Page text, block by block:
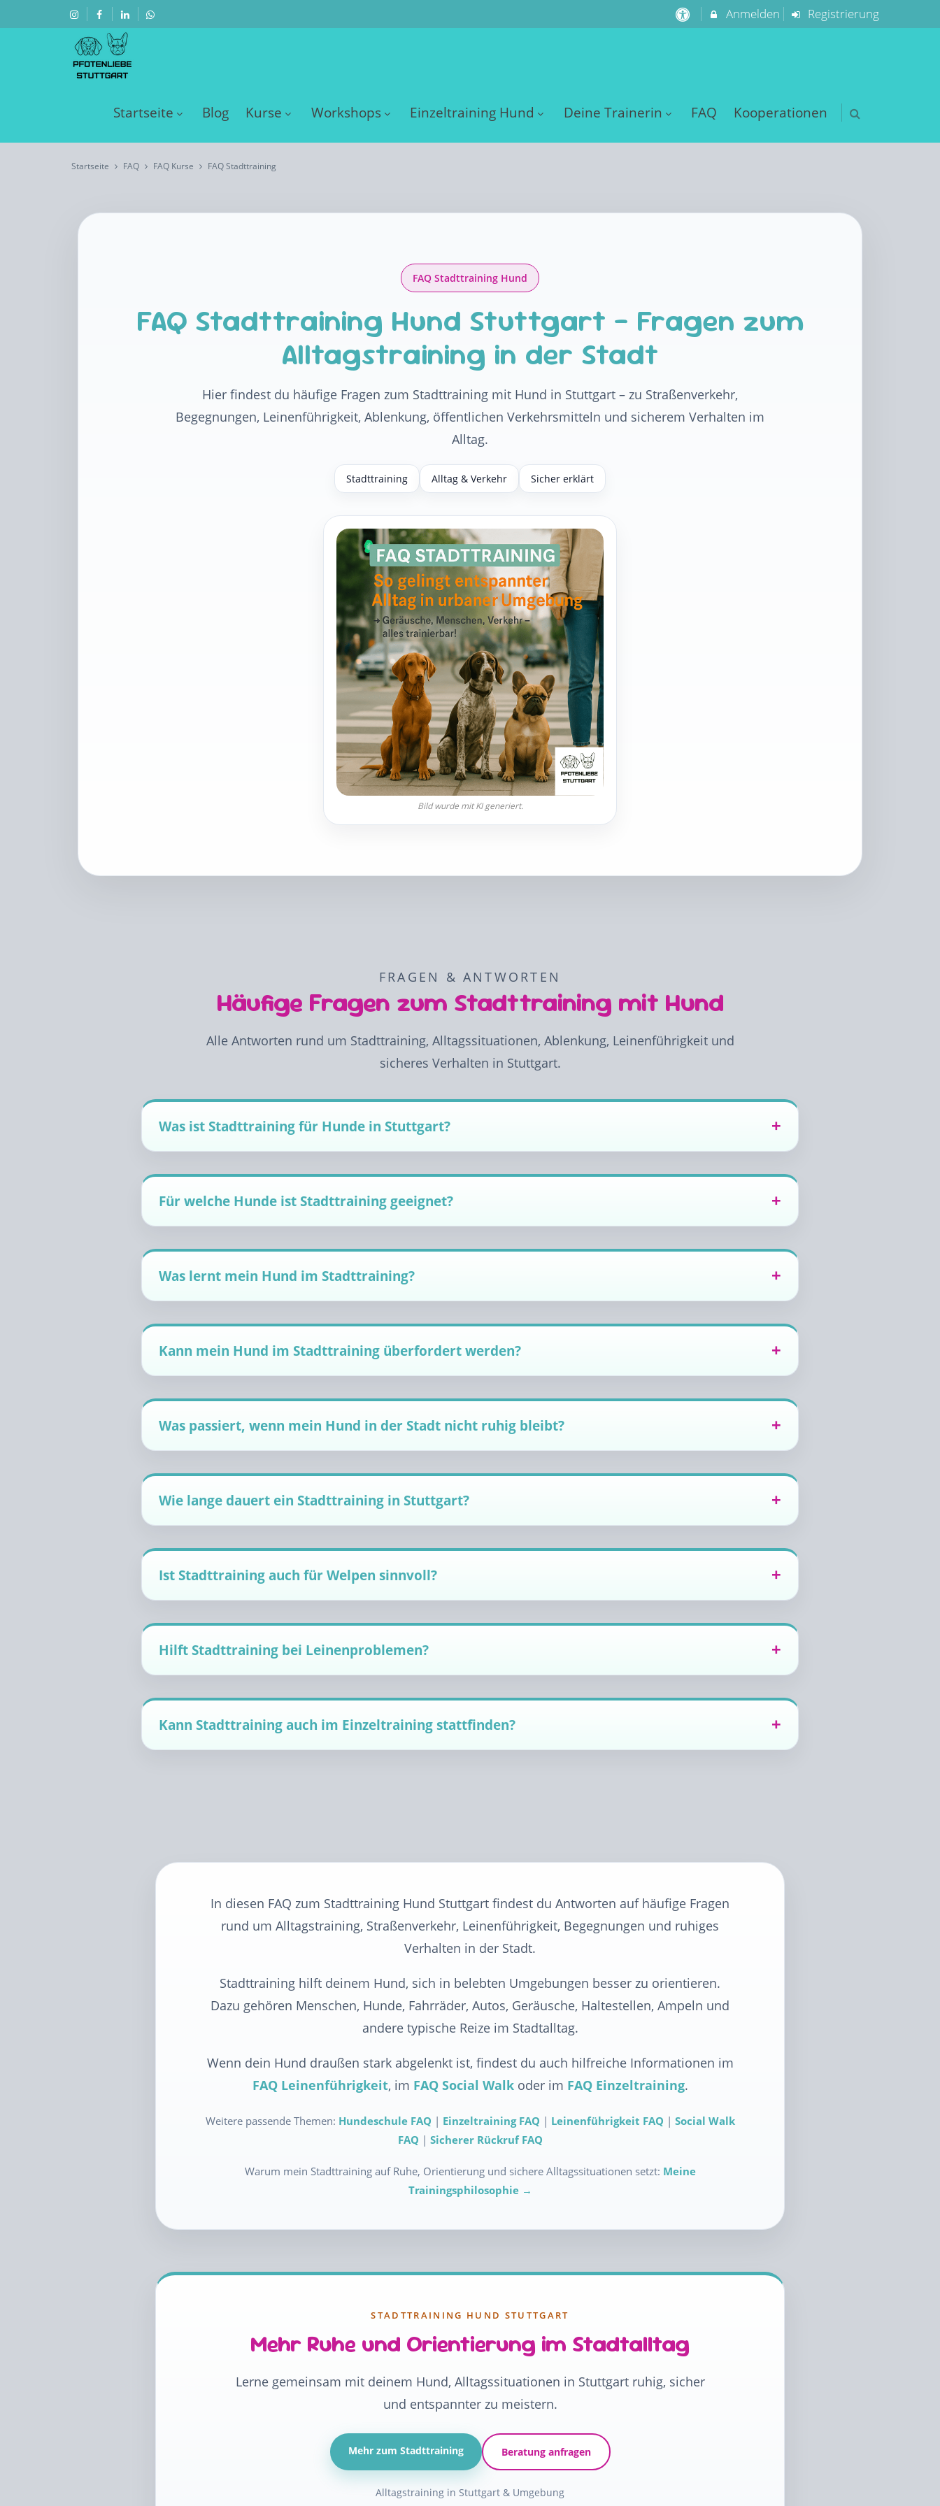
Anmelden Registrierung
Startseite Blog Kurse Workshops Einzeltraining Hund Deine Trainerin FAQ Kooperationen
Startseite FAQ FAQ Kurse FAQ Stadttraining
FAQ Stadttraining Hund
FAQ Stadttraining Hund Stuttgart – Fragen zum
Alltagstraining in der Stadt
Hier findest du häufige Fragen zum Stadttraining mit Hund in Stuttgart – zu Straßenverkehr,
Begegnungen, Leinenführigkeit, Ablenkung, öffentlichen Verkehrsmitteln und sicherem Verhalten im
Alltag.
Stadttraining Alltag & Verkehr Sicher erklärt
FRAGEN & ANTWORTEN
Häufige Fragen zum Stadttraining mit Hund
Alle Antworten rund um Stadttraining, Alltagssituationen, Ablenkung, Leinenführigkeit und
sicheres Verhalten in Stuttgart.
Was ist Stadttraining für Hunde in Stuttgart?
Für welche Hunde ist Stadttraining geeignet?
Was lernt mein Hund im Stadttraining?
Kann mein Hund im Stadttraining überfordert werden?
Was passiert, wenn mein Hund in der Stadt nicht ruhig bleibt?
Wie lange dauert ein Stadttraining in Stuttgart?
Ist Stadttraining auch für Welpen sinnvoll?
Hilft Stadttraining bei Leinenproblemen?
Kann Stadttraining auch im Einzeltraining stattfinden?
In diesen FAQ zum Stadttraining Hund Stuttgart findest du Antworten auf häufige Fragen
rund um Alltagstraining, Straßenverkehr, Leinenführigkeit, Begegnungen und ruhiges
Verhalten in der Stadt.
Stadttraining hilft deinem Hund, sich in belebten Umgebungen besser zu orientieren.
Dazu gehören Menschen, Hunde, Fahrräder, Autos, Geräusche, Haltestellen, Ampeln und
andere typische Reize im Stadtalltag.
Wenn dein Hund draußen stark abgelenkt ist, findest du auch hilfreiche Informationen im
FAQ Leinenführigkeit, im FAQ Social Walkoder im FAQ Einzeltraining.
Weitere passende Themen: Hundeschule FAQ | Einzeltraining FAQ | Leinenführigkeit FAQ | Social Walk
FAQ | Sicherer Rückruf FAQ
Warum mein Stadttraining auf Ruhe, Orientierung und sichere Alltagssituationen setzt: Meine
Trainingsphilosophie →
STADTTRAINING HUND STUTTGART
Mehr Ruhe und Orientierung im Stadtalltag
Lerne gemeinsam mit deinem Hund, Alltagssituationen in Stuttgart ruhig, sicher
und entspannter zu meistern.
Mehr zum Stadttraining Beratung anfragen
Alltagstraining in Stuttgart & Umgebung